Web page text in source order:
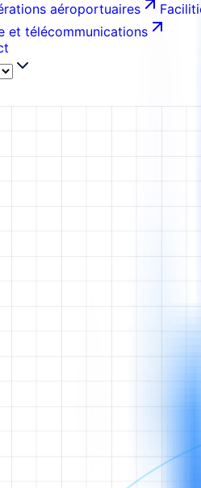
aéroportuaires
et télécommunications